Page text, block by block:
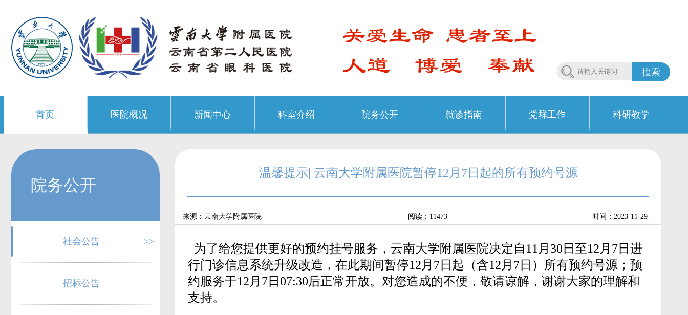
搜索
首页 医院概况 新闻中心 科室介绍 院务公开 就诊指南 党群工作 科研教学
院务公开
社会公告 >>
招标公告
温馨提示| 云南大学附属医院暂停12月7日起的所有预约号源
来源：云南大学附属医院 阅读：11473 时间：2023-11-29
为了给您提供更好的预约挂号服务，云南大学附属医院决定自11月30日至12月7日进
行门诊信息系统升级改造，在此期间暂停12月7日起（含12月7日）所有预约号源；预
约服务于12月7日07:30后正常开放。对您造成的不便，敬请谅解，谢谢大家的理解和
支持。